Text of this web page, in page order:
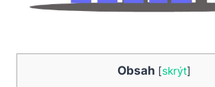
Obsah [skrýt]